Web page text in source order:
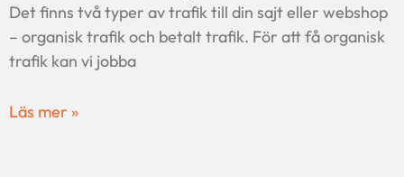
Det finns två typer av trafik till din sajt eller webshop
– organisk trafik och betalt trafik. För att få organisk
trafik kan vi jobba
Läs mer »